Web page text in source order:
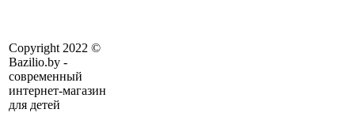
Copyright 2022 ©
Bazilio.by -
современный
интернет-магазин
для детей